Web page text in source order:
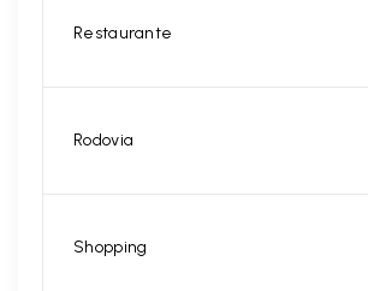
Restaurante
Rodovia
Shopping